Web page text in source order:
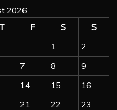
2026
T F S
S
1
2
7 8
9
14 15
16
21 22
23